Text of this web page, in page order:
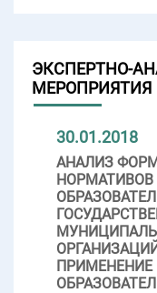
ЭКСПЕРТНО-
МЕРОПРИЯТИЯ
30.01.2018
АНАЛИЗ
НОРМАТИВОВ